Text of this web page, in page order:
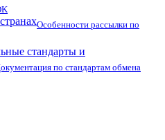
Особенности рассылки по
стандарты и
по стандартам обмена